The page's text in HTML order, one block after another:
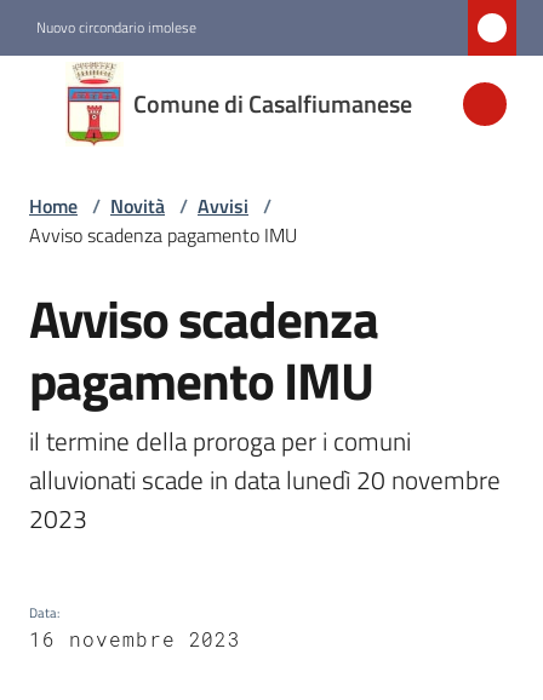
Nuovo circondario imolese
Comune di Casalfiumanese
Comune di
Casalfiumanese
Amministrazione
Menu selezionato
Servizi
Vivere
Casalfiumanese
5x1000
Home / Novità / Avvisi /
Avviso scadenza pagamento IMU
Salta al contenuto
Avviso scadenza
pagamento IMU
il termine della proroga per i comuni
alluvionati scade in data lunedì 20 novembre
2023
Data:
16 novembre 2023